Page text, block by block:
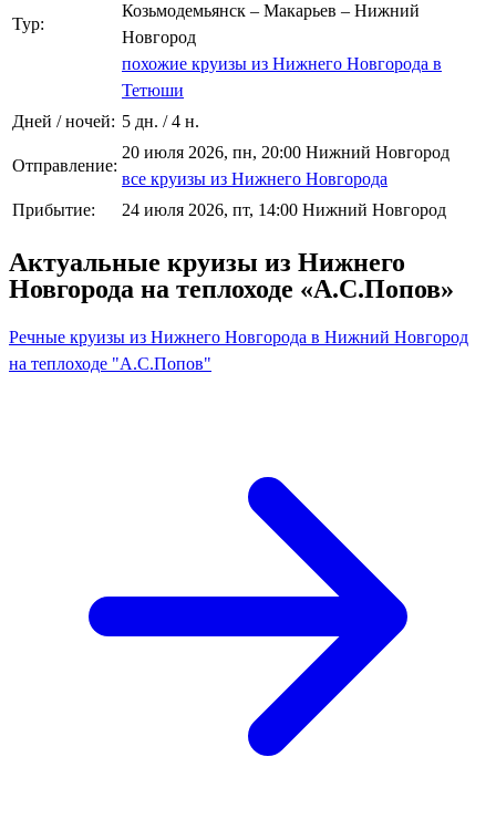
Тур:
Козьмодемьянск – Макарьев – Нижний
Новгород
похожие круизы из Нижнего Новгорода в
Тетюши
Дней / ночей: 5 дн. / 4 н.
Отправление:
20 июля 2026, пн, 20:00 Нижний Новгород
все круизы из Нижнего Новгорода
Прибытие:
24 июля 2026, пт, 14:00 Нижний Новгород
Актуальные круизы из Нижнего
Новгорода на теплоходе «А.С.Попов»
Речные круизы из Нижнего Новгорода в Нижний Новгород
на теплоходе "А.С.Попов"